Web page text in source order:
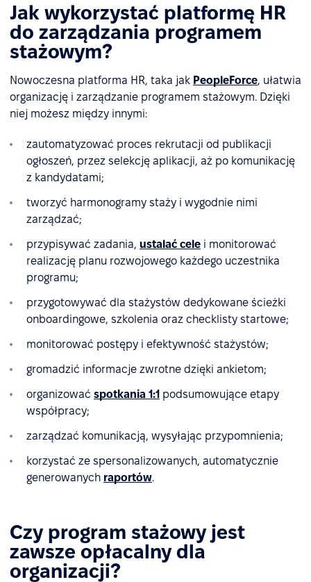
Jak wykorzystać platformę HR
do zarządzania programem
stażowym?
Nowoczesna platforma HR, taka jak PeopleForce, ułatwia
organizację i zarządzanie programem stażowym. Dzięki
niej możesz między innymi:
zautomatyzować proces rekrutacji od publikacji
ogłoszeń, przez selekcję aplikacji, aż po komunikację
z kandydatami;
tworzyć harmonogramy staży i wygodnie nimi
zarządzać;
przypisywać zadania, ustalać cele i monitorować
realizację planu rozwojowego każdego uczestnika
programu;
przygotowywać dla stażystów dedykowane ścieżki
onboardingowe, szkolenia oraz checklisty startowe;
monitorować postępy i efektywność stażystów;
gromadzić informacje zwrotne dzięki ankietom;
organizować spotkania 1:1 podsumowujące etapy
współpracy;
zarządzać komunikacją, wysyłając przypomnienia;
korzystać ze spersonalizowanych, automatycznie
generowanych raportów.
Czy program stażowy jest
zawsze opłacalny dla
organizacji?